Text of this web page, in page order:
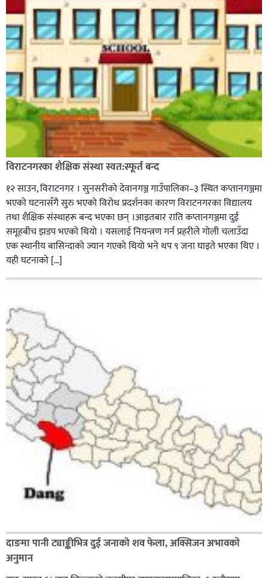
विराटनगरका शैक्षिक संस्था स्वत:स्फूर्त बन्द
१२ साउन, विराटनगर । सुनसरीको देवानगञ्ज गाउँपालिका–३ स्थित कप्तानगञ्जमा
भएको घटनासँगै सुरु भएको विरोध प्रदर्शनका कारण विराटनगरका विद्यालय
तथा शैक्षिक संस्थाहरू बन्द भएका छन् ।आइतबार राति कप्तानगञ्जमा दुई
समूहबीच झडप भएको थियो । यसलाई नियन्त्रण गर्न प्रहरीले गोली चलाउँदा
एक स्थानीय बासिन्दाको ज्यान गएको थियो भने थप ९ जना घाइते भएका थिए ।
यही घटनाको […]
दाङमा पानी ट्याङ्कीभित्र दुई जनाको शव फेला, अक्सिजन अभावकाे
अनुमान